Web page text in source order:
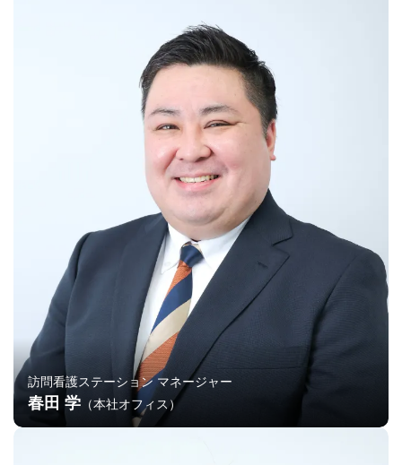
訪問看護ステーション マネージャー
春田 学 （本社オフィス）